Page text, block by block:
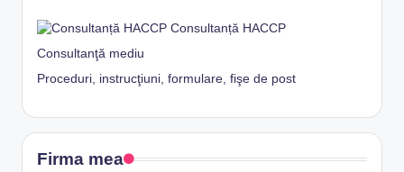
Consultanță HACCP
Consultanţă mediu
Proceduri, instrucţiuni, formulare, fişe de post
Firma mea